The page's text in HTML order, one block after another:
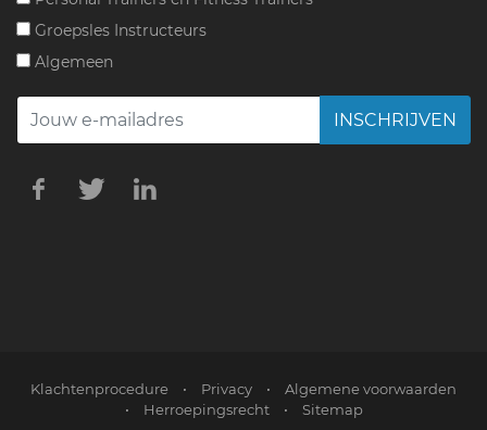
Groepsles Instructeurs
Algemeen
INSCHRIJVEN
Klachtenprocedure • Privacy •
Algemene voorwaarden
•
Herroepingsrecht • Sitemap